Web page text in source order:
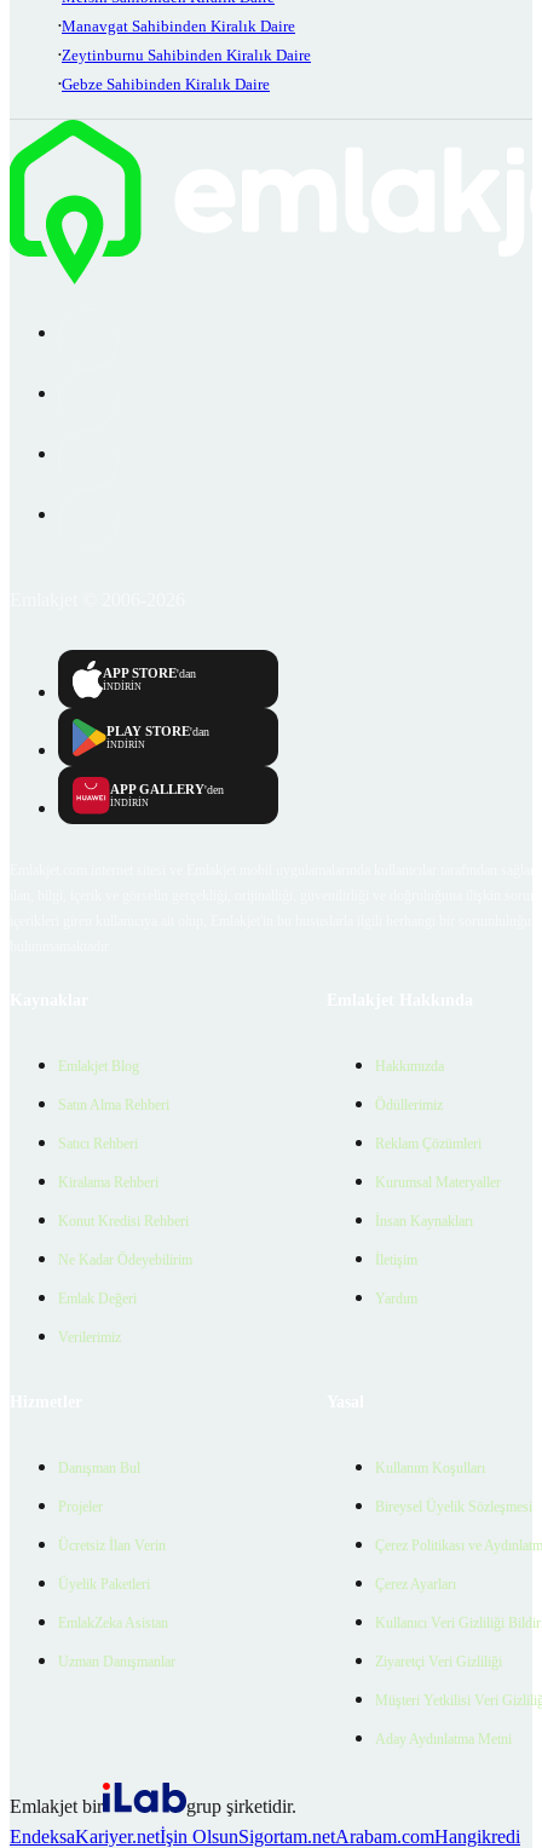
Manavgat Sahibinden Kiralık Daire
Zeytinburnu Sahibinden Kiralık Daire
Gebze Sahibinden Kiralık Daire
APP STORE'dan
İNDİRİN
PLAY STORE'dan
İNDİRİN
APP GALLERY'den
İNDİRİN
Emlakjet Blog
Satın Alma Rehberi
Satıcı Rehberi
Kiralama Rehberi
Konut Kredisi Rehberi
Ne Kadar Ödeyebilirim
Emlak Değeri
Verilerimiz
Hakkımızda
Ödüllerimiz
Reklam Çözümleri
Kurumsal Materyaller
İnsan Kaynakları
İletişim
Yardım
Danışman Bul
Projeler
Ücretsiz İlan Verin
Üyelik Paketleri
EmlakZeka Asistan
Uzman Danışmanlar
Kullanım Koşulları
Bireysel Üyelik Sözleşmesi
Çerez Politikası ve
Çerez Ayarları
Kullanıcı Veri Gizliliği
Ziyaretçi Veri Gizliliği
Müşteri Yetkilisi Veri
Aday Aydınlatma Metni
Emlakjet bir
grup şirketidir.
EndeksaKariyer.netİşin OlsunSigortam.netArabam.comHangikredi